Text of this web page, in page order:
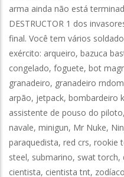
arma ainda não está
DESTRUCTOR 1 dos
final. Você tem vários
exército: arqueiro, bazuca
congelado, foguete, bot
granadeiro, granadeiro
arpão, jetpack, bombardeiro
assistente de pouso do
navale, minigun, Mr Nuke,
paraquedista, red crs, rookie
steel, submarino, swat
cientista, cientista tnt,